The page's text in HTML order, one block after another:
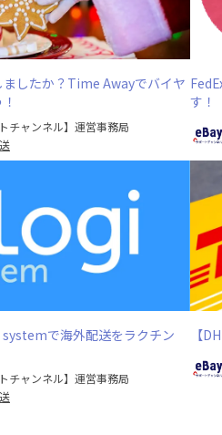
したか？Time Awayでバイヤ
チャンネル】運営事務局
す！
で海外配送をラクチン
チャンネル】運営事務局
【